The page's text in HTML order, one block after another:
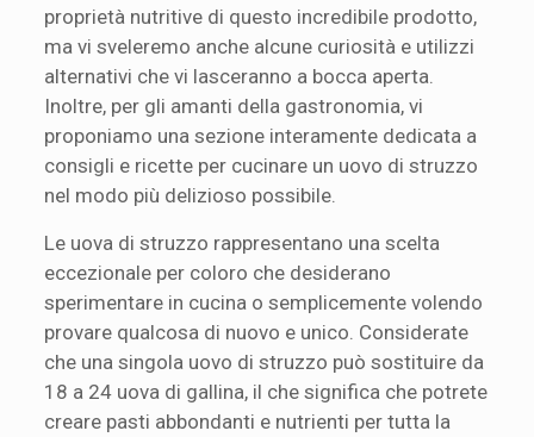
proprietà nutritive di questo incredibile prodotto,
ma vi sveleremo anche alcune curiosità e utilizzi
alternativi che vi lasceranno a bocca aperta.
Inoltre, per gli amanti della gastronomia, vi
proponiamo una sezione interamente dedicata a
consigli e ricette per cucinare un uovo di struzzo
nel modo più delizioso possibile.
Le uova di struzzo rappresentano una scelta
eccezionale per coloro che desiderano
sperimentare in cucina o semplicemente volendo
provare qualcosa di nuovo e unico. Considerate
che una singola uovo di struzzo può sostituire da
18 a 24 uova di gallina, il che significa che potrete
creare pasti abbondanti e nutrienti per tutta la